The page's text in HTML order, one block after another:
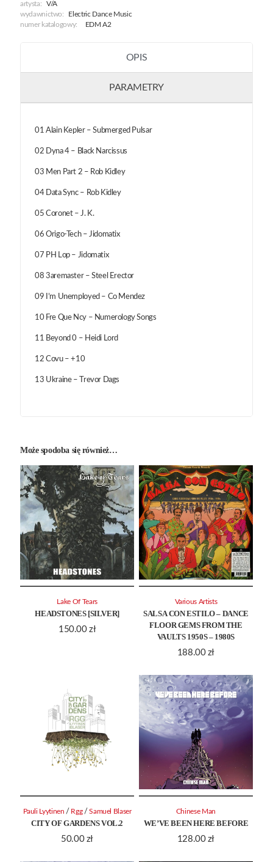
artysta:
V/A
wydawnictwo:
Electric Dance Music
numer katalogowy:
EDM A2
OPIS
PARAMETRY
01 Alain Kepler – Submerged Pulsar
02 Dyna 4 – Black Narcissus
03 Men Part 2 – Rob Kidley
04 Data Sync – Rob Kidley
05 Coronet – J. K.
06 Origo-Tech – Jidomatix
07 PH Lop – Jidomatix
08 3aremaster – Steel Erector
09 I’m Unemployed – Co Mendez
10 Fre Que Ncy – Numerology Songs
11 Beyond 0 – Heidi Lord
12 Covu – +10
13 Ukraine – Trevor Dags
Może spodoba się również…
HEADSTONES [SILVER]
150.00 zł
Lake Of Tears
SALSA CON ESTILO – DANCE
FLOOR GEMS FROM THE
VAULTS 1950S – 1980S
188.00 zł
Various Artists
CITY OF GARDENS VOL.2
50.00 zł
Pauli Lyytinen / Rgg /Samuel Blaser
WE’VE BEEN HERE BEFORE
128.00 zł
Chinese Man